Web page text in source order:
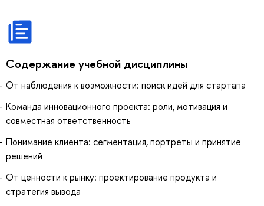
Содержание учебной дисциплины
От наблюдения к возможности: поиск идей для стартапа
Команда инновационного проекта: роли, мотивация и
совместная ответственность
Понимание клиента: сегментация, портреты и принятие
решений
От ценности к рынку: проектирование продукта и
стратегия вывода